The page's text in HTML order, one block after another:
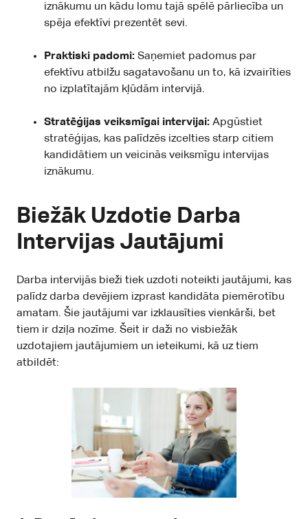
iznākumu un kādu lomu tajā spēlē pārliecība un
spēja efektīvi prezentēt sevi.
Praktiski padomi: Saņemiet padomus par
efektīvu atbilžu sagatavošanu un to, kā izvairīties
no izplatītajām kļūdām intervijā.
Stratēģijas veiksmīgai intervijai: Apgūstiet
stratēģijas, kas palīdzēs izcelties starp citiem
kandidātiem un veicinās veiksmīgu intervijas
iznākumu.
Biežāk Uzdotie Darba
Intervijas Jautājumi
Darba intervijās bieži tiek uzdoti noteikti jautājumi, kas
palīdz darba devējiem izprast kandidāta piemērotību
amatam. Šie jautājumi var izklausīties vienkārši, bet
tiem ir dziļa nozīme. Šeit ir daži no visbiežāk
uzdotajiem jautājumiem un ieteikumi, kā uz tiem
atbildēt: